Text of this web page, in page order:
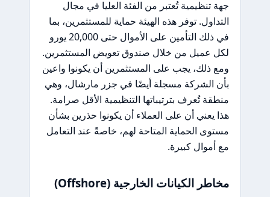
جهة تنظيمية تُعتبر من الفئة العليا في مجال
التداول. توفر هذه الهيئة حماية للمستثمرين، بما
في ذلك التأمين على الأموال حتى 20,000 يورو
لكل عميل من خلال صندوق تعويض المستثمرين.
ومع ذلك، يجب على المستثمرين أن يكونوا واعين
بأن الشركة مسجلة أيضًا في جزر مارشال، وهي
منطقة تُعرف بترتيباتها التنظيمية الأقل صرامة.
هذا يعني أن على العملاء أن يكونوا حذرين بشأن
مستوى الحماية المتاحة لهم، خاصةً عند التعامل
مع أموال كبيرة.
مخاطر الكيانات الخارجية (Offshore)